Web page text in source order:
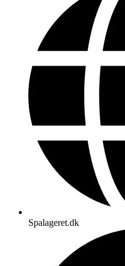
Spalageret.dk